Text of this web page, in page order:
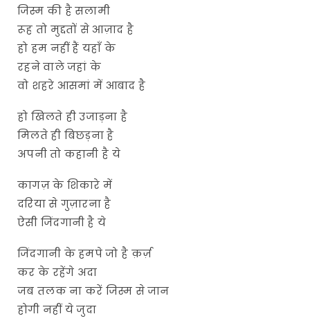
जिस्म की है सलामी
रूह तो मुद्दतों से आज़ाद है
हो हम नहीं हैं यहाँ के
रहने वाले जहां के
वो शहरे आसमां में आबाद है
हो खिलते ही उजाड़ना है
मिलते ही बिछड़ना है
अपनी तो कहानी है ये
कागज़ के शिकारे में
दरिया से गुज़ारना है
ऐसी जिंदगानी है ये
जिंदगानी के हमपे जो है क़र्ज़
कर के रहेंगे अदा
जब तलक ना करें जिस्म से जान
होगी नहीं ये जुदा